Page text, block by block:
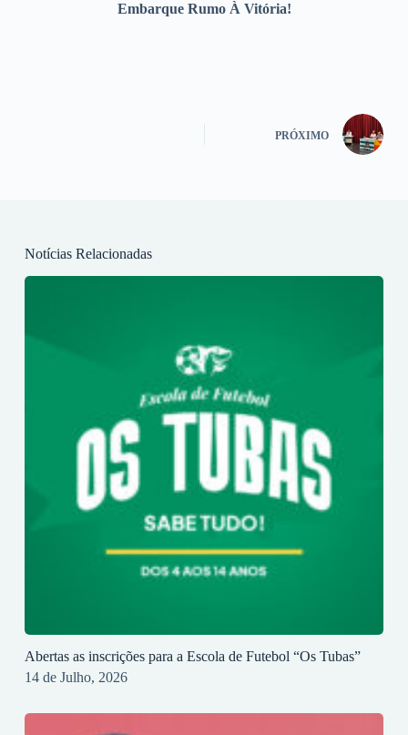
Embarque Rumo À Vitória!
PRÓXIMO
Notícias Relacionadas
Abertas as inscrições para a Escola de Futebol “Os Tubas”
14 de Julho, 2026